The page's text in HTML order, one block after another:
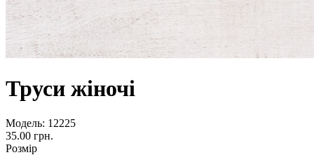
Труси жіночі
Модель: 12225
35.00 грн.
Розмір